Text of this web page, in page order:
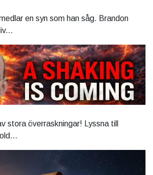
en syn som han såg. Brandon
stora överraskningar! Lyssna till